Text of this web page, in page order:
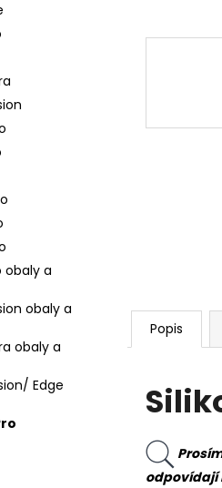
obaly a
obaly a
obaly a
Edge
Popis
odpovídají